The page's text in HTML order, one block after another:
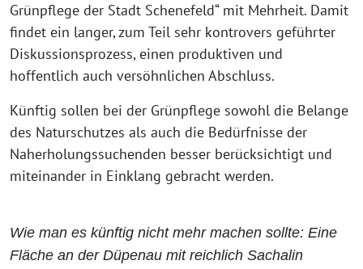
Grünpflege der Stadt Schenefeld“ mit Mehrheit. Damit
findet ein langer, zum Teil sehr kontrovers geführter
Diskussionsprozess, einen produktiven und
hoffentlich auch versöhnlichen Abschluss.
Künftig sollen bei der Grünpflege sowohl die Belange
des Naturschutzes als auch die Bedürfnisse der
Naherholungssuchenden besser berücksichtigt und
miteinander in Einklang gebracht werden.
Wie man es künftig nicht mehr machen sollte: Eine
Fläche an der Düpenau mit reichlich Sachalin